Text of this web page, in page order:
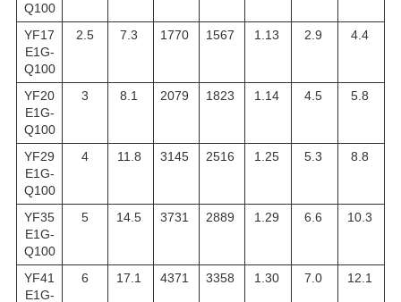
Q100
YF17
E1G-
Q100
2.5 7.3 1770 1567 1.13 2.9 4.4
YF20
E1G-
Q100
3 8.1 2079 1823 1.14 4.5 5.8
YF29
E1G-
Q100
4 11.8 3145 2516 1.25 5.3 8.8
YF35
E1G-
Q100
5 14.5 3731 2889 1.29 6.6 10.3
YF41
E1G-
6 17.1 4371 3358 1.30 7.0 12.1